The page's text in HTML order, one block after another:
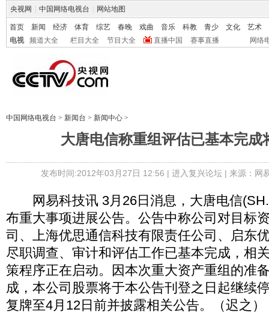
央视网 中国网络电视台 网站地图
首页 新闻 经济 体育 综艺 春晚 戏曲 音乐 科教 青少 文化
艺术
电视
频道大全 栏目大全 节目大全 直播中国 赛事直播 网络
中国网络电视台 > 新闻台 > 新闻中心 >
大唐电信称重组评估已基本完成
发布时间:2012年03月27日 12:56 | 进入复兴论坛| 来源：网
网易科技讯 3月26日消息，大唐电信
布重大事项进展公告。公告中称公司对目标
司、上海优思通信科技有限责任公司、启东
尽职调查、审计和评估工作已基本完成，相
策程序正在启动。因本次重大资产重组的准
成，本公司股票将于本公告刊登之日起继续
复牌至4月12日前并披露相关公告。（迟之）